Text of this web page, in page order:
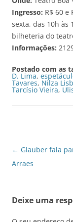
Ingresso: R$ 60 e
sexta, das 10h às
bilheteria do
Informações:
Postado com as
D. Lima,
Tavares, Nilza
Tarcísio Vieira,
Navegação
de
← Glauber fala
Arraes
Deixe uma